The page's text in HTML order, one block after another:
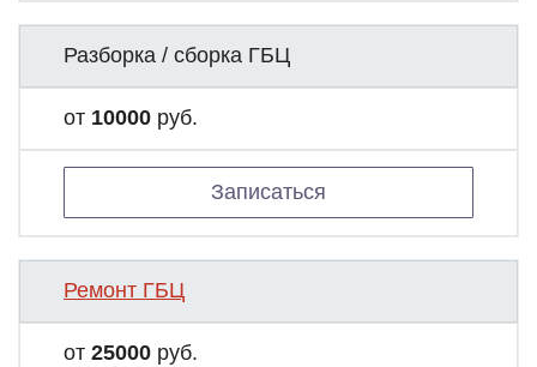
Разборка / сборка ГБЦ
от 10000 руб.
Записаться
Ремонт ГБЦ
от 25000 руб.